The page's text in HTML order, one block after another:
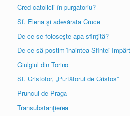
Cred catolicii în purgatoriu?
Sf. Elena şi adevărata Cruce
De ce se foloseşte apa sfinţită?
De ce să postim înaintea Sfintei
Giulgiul din Torino
Sf. Cristofor, „Purtătorul de Cristos”
Pruncul de Praga
Transubstanţierea